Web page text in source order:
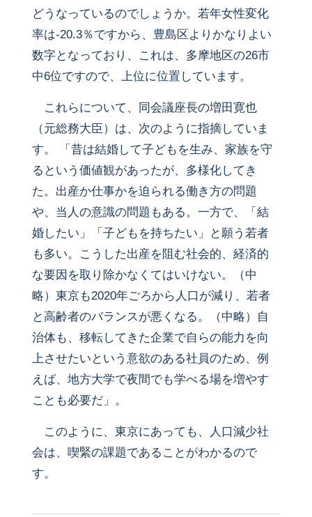
どうなっているのでしょうか。若年女性変化
率は-20.3％ですから、豊島区よりかなりよい
数字となっており、これは、多摩地区の26市
中6位ですので、上位に位置しています。
これらについて、同会議座長の増田寛也
（元総務大臣）は、次のように指摘していま
す。 「昔は結婚して子どもを生み、家族を守
るという価値観があったが、多様化してき
た。出産か仕事かを迫られる働き方の問題
や、当人の意識の問題もある。一方で、「結
婚したい」「子どもを持ちたい」と願う若者
も多い。こうした出産を阻む社会的、経済的
な要因を取り除かなくてはいけない。（中
略）東京も2020年ごろから人口が減り、若者
と高齢者のバランスが悪くなる。（中略）自
治体も、移転してきた企業で自らの能力を向
上させたいという意欲のある社員のため、例
えば、地方大学で夜間でも学べる場を増やす
ことも必要だ」。
このように、東京にあっても、人口減少社
会は、喫緊の課題であることがわかるので
す。